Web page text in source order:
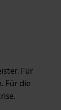
Für
Für die